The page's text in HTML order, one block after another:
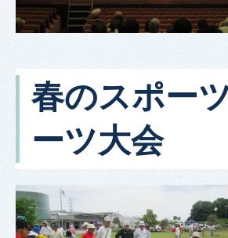
春のスポー
ーツ大会